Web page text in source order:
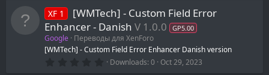
s
t
a
r
(
XF 1
[WMTech] - Custom Field Error
Enhancer - Danish V 1.0.0 GP5.00
Google
Переводы для XenForo
[WMTech] - Custom Field Error Enhancer Danish version
0 Downloads 0 Oct 29, 2023